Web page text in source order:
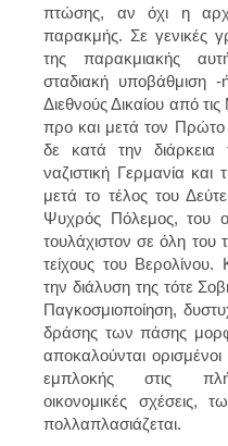
πτώσης, αν όχι η
παρακμής. Σε γενικές
της παρακμιακής
σταδιακή υποβάθμιση
Διεθνούς Δικαίου από
προ και μετά τον Πρώτο
δε κατά την
ναζιστική Γερμανία και
μετά το τέλος του
Ψυχρός Πόλεμος, του
τουλάχιστον σε όλη
τείχους του Βερολίνου.
την διάλυση της τότε
Παγκοσμιοποίηση,
δράσης των πάσης
αποκαλούνται ορισμένοι
εμπλοκής στις
οικονομικές σχέσεις,
πολλαπλασιάζεται.